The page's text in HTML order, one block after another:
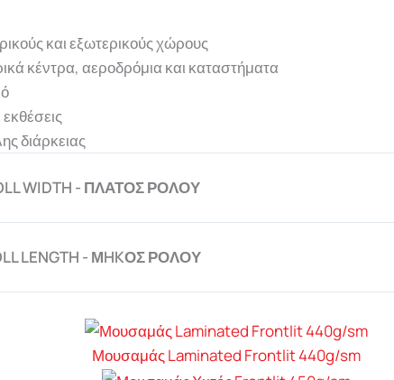
και εξωτερικούς χώρους
κέντρα, αεροδρόμια και καταστήματα
διάρκειας
WIDTH - ΠΛΑΤΟΣ ΡΟΛΟΥ
LENGTH - ΜHKΟΣ ΡΟΛΟΥ
Μουσαμάς Laminated Frontlit 440g/sm